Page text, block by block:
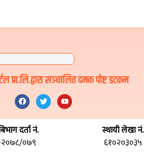
प्रा.लि.द्वारा सञ्चालित दमक पोष्ट डटकम
दर्ता नं.
०७९
स्थायी लेखा नं.
६१०२०३०३५